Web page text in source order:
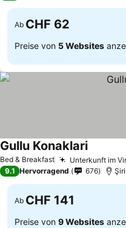
Ab CHF 62
Preise von 5 Websites
Bed & Breakfast Unterkunft im
Gullu KonaklariPreise
9.1 Hervorragend 676
Ab CHF 141
Preise von 9 Websites